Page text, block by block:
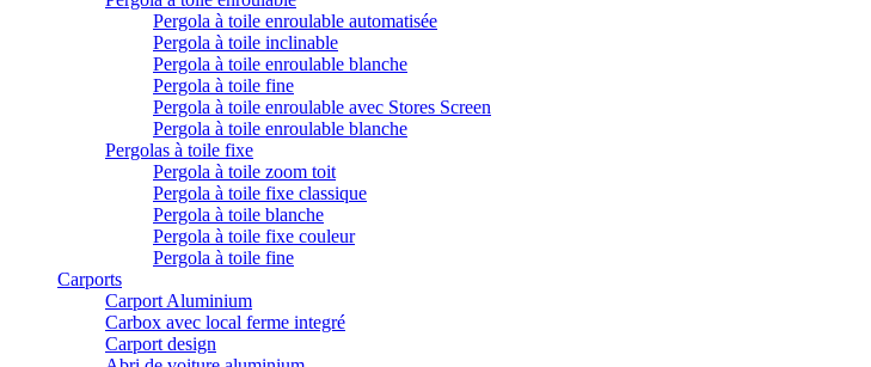
Pergola à toile enroulable automatisée
Pergola à toile inclinable
Pergola à toile enroulable blanche
Pergola à toile fine
Pergola à toile enroulable avec Stores Screen
Pergola à toile enroulable blanche
Pergolas à toile fixe
Pergola à toile zoom toit
Pergola à toile fixe classique
Pergola à toile blanche
Pergola à toile fixe couleur
Pergola à toile fine
Carports
Carport Aluminium
Carbox avec local ferme integré
Carport design